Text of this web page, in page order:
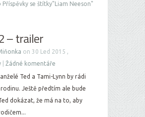
Příspěvky se štítky"Liam Neeson"
– trailer
on 30 Led 2015 ,
Žádné komentáře
Ted a Tami-Lynn by rádi
Ještě předtím ale bude
dokázat, že má na to, aby